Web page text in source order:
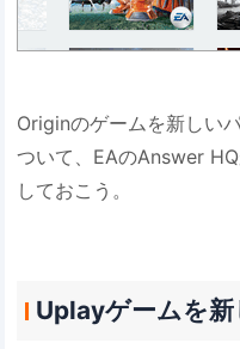
Originのゲームを新しい
ついて、EAのAnswer
しておこう。
Uplayゲームを